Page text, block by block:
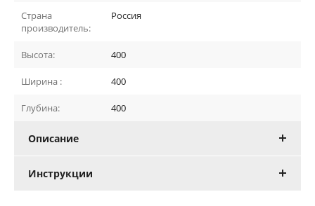
Страна
производитель:
Россия
Высота: 400
Ширина : 400
Глубина: 400
Описание
Инструкции